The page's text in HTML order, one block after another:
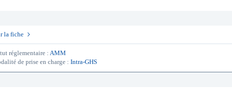
la fiche
réglementaire : AMM
de prise en charge : Intra-GHS